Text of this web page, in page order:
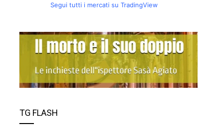
Segui tutti i mercati su TradingView
TG FLASH